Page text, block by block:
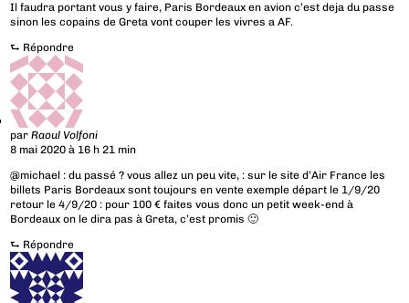
Il faudra portant vous y faire, Paris Bordeaux en avion c’est deja du passe
sinon les copains de Greta vont couper les vivres a AF.
⮑ Répondre
parRaoul Volfoni
8 mai 2020 à 16 h 21 min
@michael : du passé ? vous allez un peu vite, : sur le site d’Air France les
billets Paris Bordeaux sont toujours en vente exemple départ le 1/9/20
retour le 4/9/20 : pour 100 € faites vous donc un petit week-end à
Bordeaux on le dira pas à Greta, c’est promis 🙂
⮑ Répondre